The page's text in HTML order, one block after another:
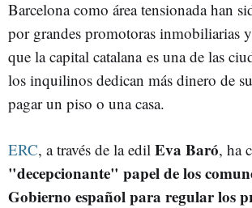
Barcelona como área tensionada han
por grandes promotoras inmobiliarias
que la capital catalana es una de las
los inquilinos dedican más dinero de
pagar un piso o una casa.
ERC, a través de la edil Eva Baró, ha
"decepcionante" papel de los
Gobierno español para regular los